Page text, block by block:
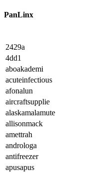
PanLinx
2429a
4dd1
aboakademi
acuteinfectious
afonalun
aircraftsupplie
alaskamalamute
allisonmack
amettrah
androloga
antifreezer
apusapus